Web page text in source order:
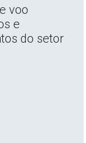
voo
e
do setor